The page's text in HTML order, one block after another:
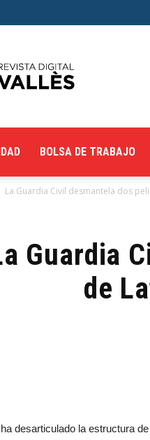
BOLSA DE TRABAJO
La Guardia Civil desmantela dos
Guardia
de
desarticulado la estructura